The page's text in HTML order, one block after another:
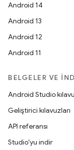
Android 14
Android 13
Android 12
Android 11
BELGELER VE
Android Studio
Geliştirici kılavuzları
API referansı
Studio'yu indir